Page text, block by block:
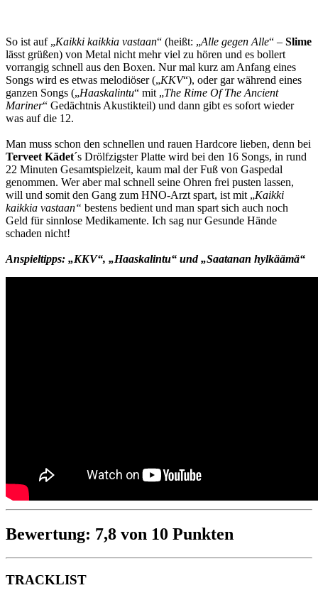
So ist auf „Kaikki kaikkia vastaan“ (heißt: „Alle gegen Alle“ – Slime
lässt grüßen) von Metal nicht mehr viel zu hören und es bollert
vorrangig schnell aus den Boxen. Nur mal kurz am Anfang eines
Songs wird es etwas melodiöser („KKV“), oder gar während eines
ganzen Songs („Haaskalintu“ mit „The Rime Of The Ancient
Mariner“ Gedächtnis Akustikteil) und dann gibt es sofort wieder
was auf die 12.
Man muss schon den schnellen und rauen Hardcore lieben, denn bei
Terveet Kädet´s Drölfzigster Platte wird bei den 16 Songs, in rund
22 Minuten Gesamtspielzeit, kaum mal der Fuß von Gaspedal
genommen. Wer aber mal schnell seine Ohren frei pusten lassen,
will und somit den Gang zum HNO-Arzt spart, ist mit „Kaikki
kaikkia vastaan“ bestens bedient und man spart sich auch noch
Geld für sinnlose Medikamente. Ich sag nur Gesunde Hände
schaden nicht!
Anspieltipps: „KKV“, „Haaskalintu“ und „Saatanan hylkäämä“
Bewertung: 7,8 von 10 Punkten
TRACKLIST